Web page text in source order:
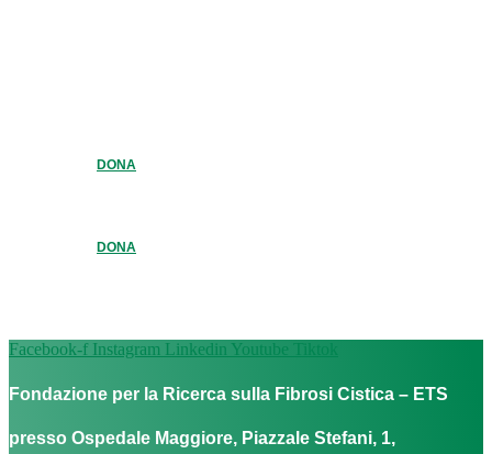
DONA
DONA
Facebook-f Instagram Linkedin Youtube Tiktok
Fondazione per la Ricerca sulla Fibrosi Cistica – ETS
presso Ospedale Maggiore, Piazzale Stefani, 1,